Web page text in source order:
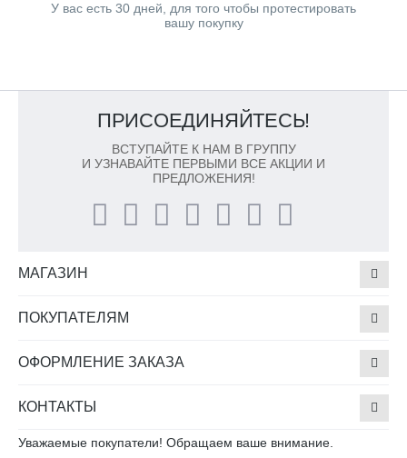
У вас есть 30 дней, для того чтобы протестировать
вашу покупку
ПРИСОЕДИНЯЙТЕСЬ!
ВСТУПАЙТЕ К НАМ В ГРУППУ
И УЗНАВАЙТЕ ПЕРВЫМИ ВСЕ АКЦИИ И
ПРЕДЛОЖЕНИЯ!
МАГАЗИН
ПОКУПАТЕЛЯМ
ОФОРМЛЕНИЕ ЗАКАЗА
КОНТАКТЫ
Уважаемые покупатели! Обращаем ваше внимание.